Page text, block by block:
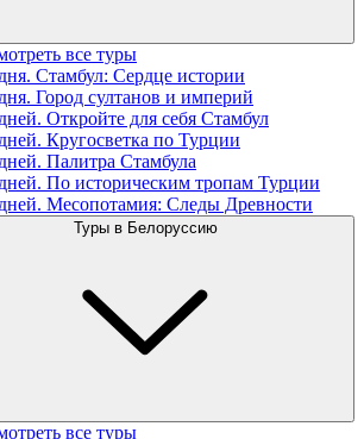
все туры
Стамбул: Сердце истории
Город султанов и империй
Откройте для себя Стамбул
Кругосветка по Турции
Палитра Стамбула
По историческим тропам Турции
Месопотамия: Следы Древности
Туры в Белоруссию
все туры